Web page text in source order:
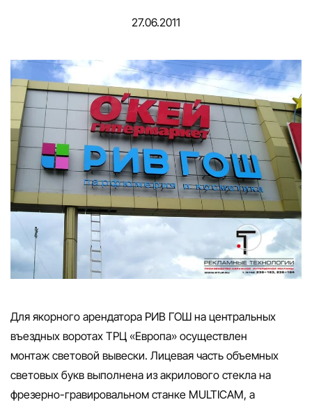
27.06.2011
Для якорного арендатора РИВ ГОШ на центральных
въездных воротах ТРЦ «Европа» осуществлен
монтаж световой вывески. Лицевая часть объемных
световых букв выполнена из акрилового стекла на
фрезерно-гравировальном станке MULTICAM, а